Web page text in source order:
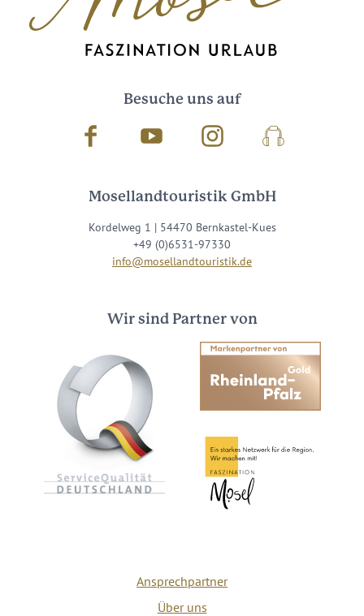
Besuche uns auf
Facebook Youtube InstagramPodcast
Mosellandtouristik GmbH
Kordelweg 1 | 54470 Bernkastel-Kues
+49 (0)6531-97330
info@mosellandtouristik.de
Wir sind Partner von
Ansprechpartner
Über uns